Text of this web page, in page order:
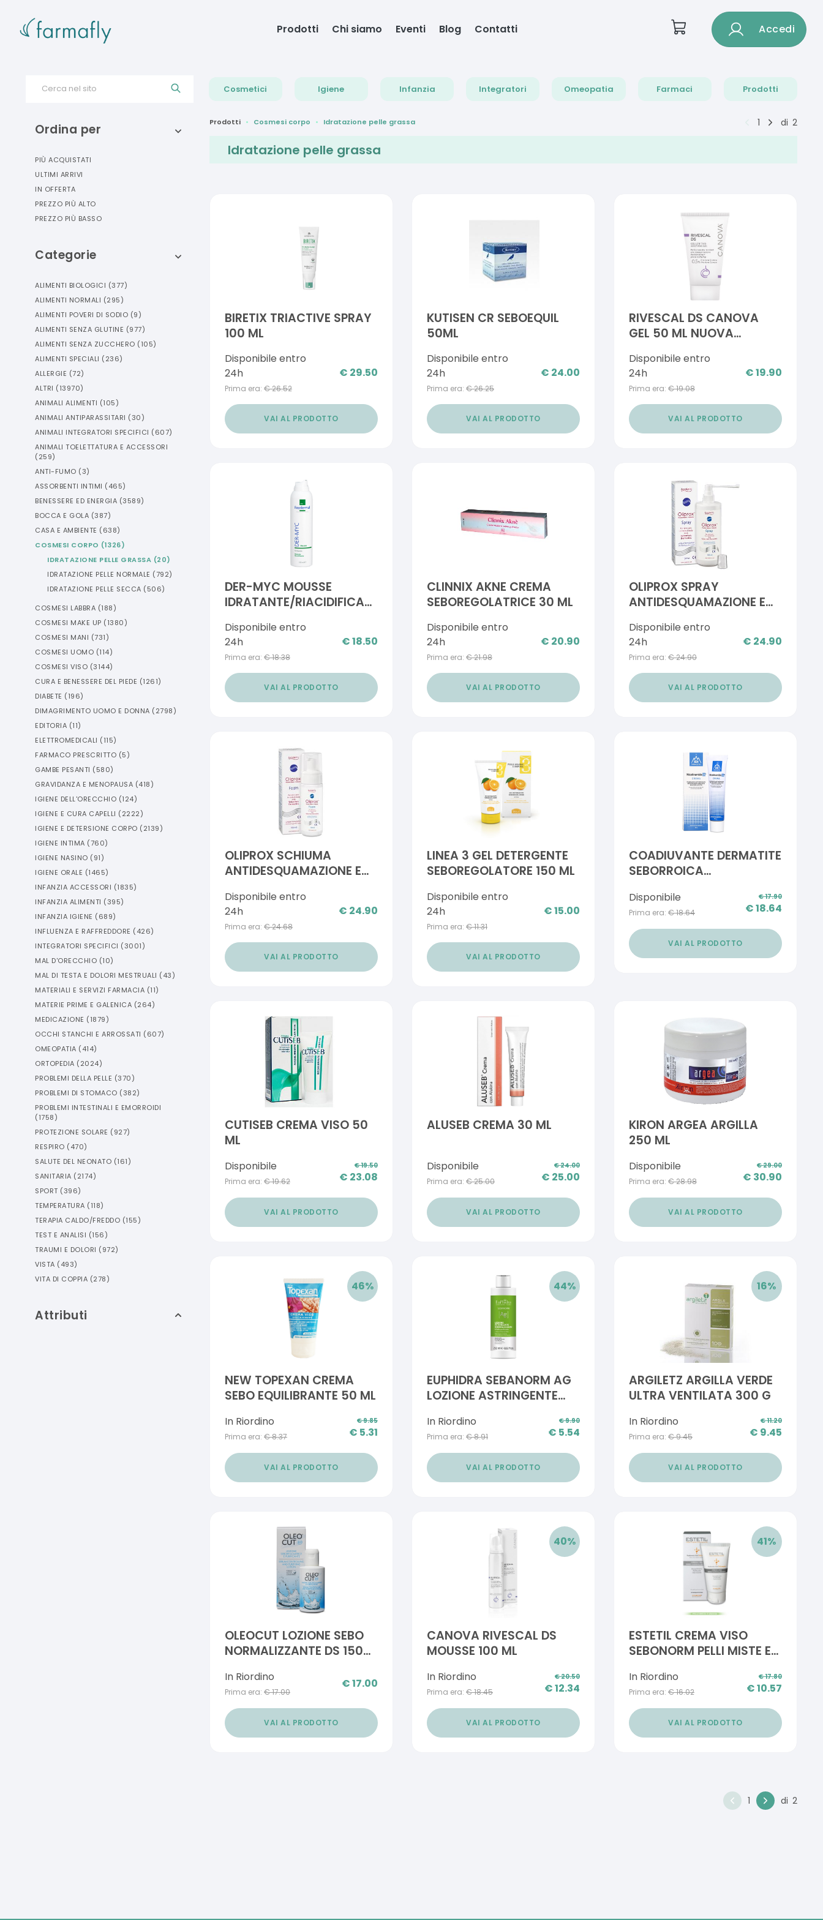
Prodotti Chi siamo Eventi Blog Contatti Accedi
Cerca nel sito Cosmetici Igiene Infanzia Integratori Omeopatia Farmaci Prodotti
Ordina per
PIÙ ACQUISTATI
ULTIMI ARRIVI
IN OFFERTA
PREZZO PIÙ ALTO
PREZZO PIÙ BASSO
Categorie
ALIMENTI BIOLOGICI (377)
ALIMENTI NORMALI (295)
ALIMENTI POVERI DI SODIO (9)
ALIMENTI SENZA GLUTINE (977)
ALIMENTI SENZA ZUCCHERO (105)
ALIMENTI SPECIALI (236)
ALLERGIE (72)
ALTRI (13970)
ANIMALI ALIMENTI (105)
ANIMALI ANTIPARASSITARI (30)
ANIMALI INTEGRATORI SPECIFICI (607)
ANIMALI TOELETTATURA E ACCESSORI
(259)
ANTI-FUMO (3)
ASSORBENTI INTIMI (465)
BENESSERE ED ENERGIA (3589)
BOCCA E GOLA (387)
CASA E AMBIENTE (638)
COSMESI CORPO (1326)
IDRATAZIONE PELLE GRASSA (20)
IDRATAZIONE PELLE NORMALE (792)
IDRATAZIONE PELLE SECCA (506)
COSMESI LABBRA (188)
COSMESI MAKE UP (1380)
COSMESI MANI (731)
COSMESI UOMO (114)
COSMESI VISO (3144)
CURA E BENESSERE DEL PIEDE (1261)
DIABETE (196)
DIMAGRIMENTO UOMO E DONNA (2798)
EDITORIA (11)
ELETTROMEDICALI (115)
FARMACO PRESCRITTO (5)
GAMBE PESANTI (580)
GRAVIDANZA E MENOPAUSA (418)
IGIENE DELL'ORECCHIO (124)
IGIENE E CURA CAPELLI (2222)
IGIENE E DETERSIONE CORPO (2139)
IGIENE INTIMA (760)
IGIENE NASINO (91)
IGIENE ORALE (1465)
INFANZIA ACCESSORI (1835)
INFANZIA ALIMENTI (395)
INFANZIA IGIENE (689)
INFLUENZA E RAFFREDDORE (426)
INTEGRATORI SPECIFICI (3001)
MAL D'ORECCHIO (10)
MAL DI TESTA E DOLORI MESTRUALI (43)
MATERIALI E SERVIZI FARMACIA (11)
MATERIE PRIME E GALENICA (264)
MEDICAZIONE (1879)
OCCHI STANCHI E ARROSSATI (607)
OMEOPATIA (414)
ORTOPEDIA (2024)
PROBLEMI DELLA PELLE (370)
PROBLEMI DI STOMACO (382)
PROBLEMI INTESTINALI E EMORROIDI
(1758)
PROTEZIONE SOLARE (927)
RESPIRO (470)
SALUTE DEL NEONATO (161)
SANITARIA (2174)
SPORT (396)
TEMPERATURA (118)
TERAPIA CALDO/FREDDO (155)
TEST E ANALISI (156)
TRAUMI E DOLORI (972)
VISTA (493)
VITA DI COPPIA (278)
Attributi
Prodotti Cosmesi corpo Idratazione pelle grassa 1 di 2
Idratazione pelle grassa
BIRETIX TRIACTIVE SPRAY
100 ML
Disponibile entro
24h
Prima era: €26.52
€ 29.50
VAI AL PRODOTTO
KUTISEN CR SEBOEQUIL
50ML
Disponibile entro
24h
Prima era: €26.25
€ 24.00
VAI AL PRODOTTO
RIVESCAL DS CANOVA
GEL 50 ML NUOVA
Disponibile entro
24h
Prima era: €19.08
€19.90
VAI AL PRODOTTO
DER-MYC MOUSSE
IDRATANTE/RIACIDIFICANTE
Disponibile entro
24h
Prima era: €18.38
€18.50
VAI AL PRODOTTO
CLINNIX AKNE CREMA
SEBOREGOLATRICE 30 ML
Disponibile entro
24h
Prima era: €21.98
€ 20.90
VAI AL PRODOTTO
OLIPROX SPRAY
ANTIDESQUAMAZIONE E
CUOIO CAPELLUTO E PELLE
150 ML
Disponibile entro
24h
Prima era: €24.90
€ 24.90
VAI AL PRODOTTO
OLIPROX SCHIUMA
ANTIDESQUAMAZIONE E
CUOIO CAPELLUTO E PELLE
150 ML
Disponibile entro
24h
Prima era: €24.68
€ 24.90
VAI AL PRODOTTO
LINEA 3 GEL DETERGENTE
SEBOREGOLATORE 150 ML
Disponibile entro
24h
Prima era: €11.31
€15.00
VAI AL PRODOTTO
COADIUVANTE DERMATITE
SEBORROICA
30 G
Disponibile
Prima era: €18.64
€17.90
€18.64
VAI AL PRODOTTO
CUTISEB CREMA VISO 50
ML
Disponibile
Prima era: €19.62
€19.50
€ 23.08
VAI AL PRODOTTO
ALUSEB CREMA 30 ML
Disponibile
Prima era: €25.00
€24.00
€ 25.00
VAI AL PRODOTTO
KIRON ARGEA ARGILLA
250 ML
Disponibile
Prima era: €28.98
€29.00
€ 30.90
VAI AL PRODOTTO
46%
NEW TOPEXAN CREMA
SEBO EQUILIBRANTE 50 ML
In Riordino
Prima era: €8.37
€9.85
€ 5.31
VAI AL PRODOTTO
44%
EUPHIDRA SEBANORM AG
LOZIONE ASTRINGENTE
In Riordino
Prima era: €8.91
€9.90
€ 5.54
VAI AL PRODOTTO
16%
ARGILETZ ARGILLA VERDE
ULTRA VENTILATA 300 G
In Riordino
Prima era: €9.45
€11.20
€ 9.45
VAI AL PRODOTTO
OLEOCUT LOZIONE SEBO
NORMALIZZANTE DS 150
In Riordino
Prima era: €17.00
€17.00
VAI AL PRODOTTO
40%
CANOVA RIVESCAL DS
MOUSSE 100 ML
In Riordino
Prima era: €18.45
€20.50
€12.34
VAI AL PRODOTTO
41%
ESTETIL CREMA VISO
SEBONORM PELLI MISTE E
In Riordino
Prima era: €16.02
€17.80
€10.57
VAI AL PRODOTTO
1 di 2